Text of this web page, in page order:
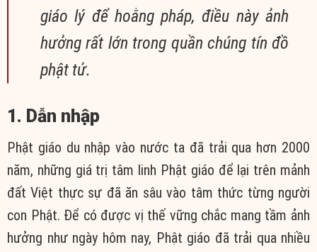
giáo lý để hoằng pháp, điều này ảnh
hưởng rất lớn trong quần chúng tín đồ
phật tử.
1. Dẫn nhập
Phật giáo du nhập vào nước ta đã trải qua hơn 2000
năm, những giá trị tâm linh Phật giáo để lại trên mảnh
đất Việt thực sự đã ăn sâu vào tâm thức từng người
con Phật. Để có được vị thế vững chắc mang tầm ảnh
hưởng như ngày hôm nay, Phật giáo đã trải qua nhiều